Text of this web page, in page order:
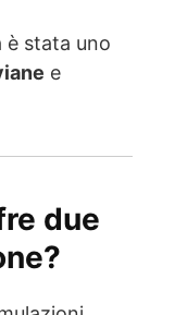
è stata uno
e
due